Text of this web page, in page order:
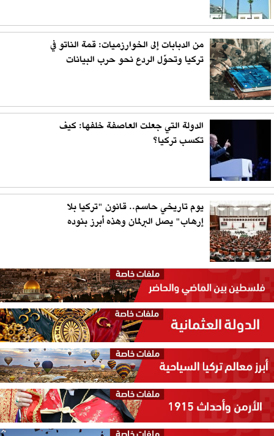
من الدبابات إلى الخوارزميات: قمة الناتو في
تركيا وتحوّل الردع نحو حرب البيانات
الدولة التي جعلت العاصفة خلفها: كيف
تكسب تركيا؟
يوم تاريخي حاسم.. قانون "تركيا بلا
إرهاب" يصل البرلمان وهذه أبرز بنوده